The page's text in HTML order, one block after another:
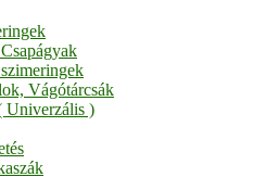
Vágótárcsák
Univerzális )